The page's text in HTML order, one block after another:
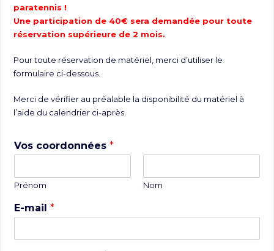
paratennis !
Une participation de 40€ sera demandée pour toute
réservation supérieure de 2 mois.
Pour toute réservation de matériel, merci d’utiliser le
formulaire ci-dessous.
Merci de vérifier au préalable la disponibilité du matériel à
l’aide du calendrier ci-après.
Vos coordonnées*
Prénom Nom
E-mail*